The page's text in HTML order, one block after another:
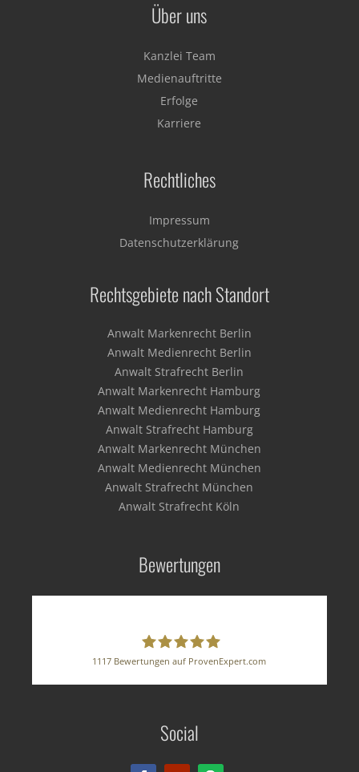
Über uns
Kanzlei Team
Medienauftritte
Erfolge
Karriere
Rechtliches
Impressum
Datenschutzerklärung
Rechtsgebiete nach Standort
Anwalt Markenrecht Berlin
Anwalt Medienrecht Berlin
Anwalt Strafrecht Berlin
Anwalt Markenrecht Hamburg
Anwalt Medienrecht Hamburg
Anwalt Strafrecht Hamburg
Anwalt Markenrecht München
Anwalt Medienrecht München
Anwalt Strafrecht München
Anwalt Strafrecht Köln
Bewertungen
BUSE HERZ GRUNST
Rechtsanwälte PartG mbB
1117 Bewertungen auf ProvenExpert.com
Social